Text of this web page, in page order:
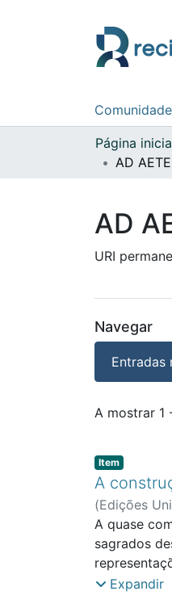
Página
AD
URI
Navegar
Entradas
A mostrar 1
Item type:
Item,
A
(Edições
A quase
sagrados
não só o
Expandir